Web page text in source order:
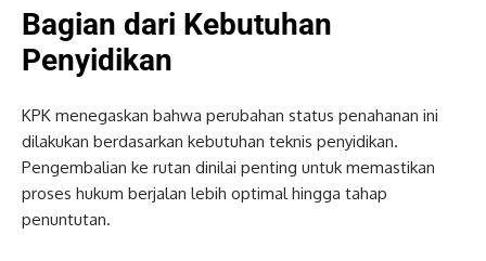
Bagian dari Kebutuhan
Penyidikan
KPK menegaskan bahwa perubahan status penahanan ini
dilakukan berdasarkan kebutuhan teknis penyidikan.
Pengembalian ke rutan dinilai penting untuk memastikan
proses hukum berjalan lebih optimal hingga tahap
penuntutan.